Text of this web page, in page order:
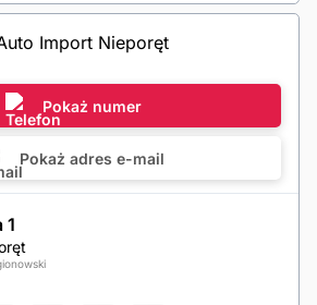
Pokaż numer
Pokaż adres e-mail
1